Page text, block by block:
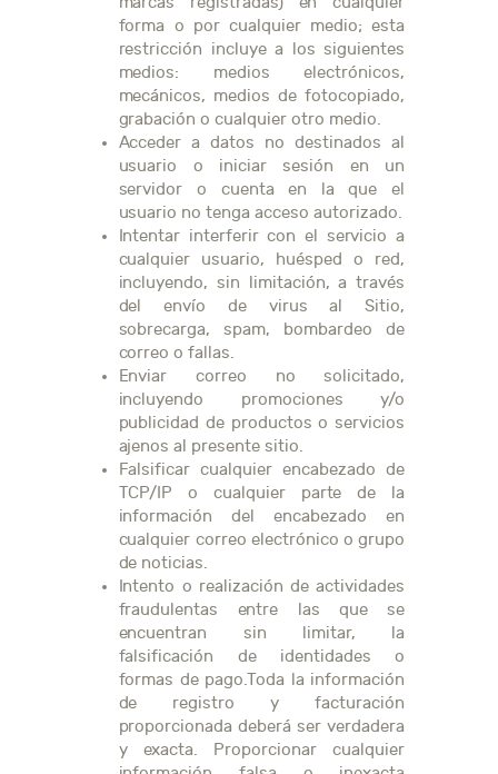
forma o por cualquier medio; esta
restricción incluye a los siguientes
medios: medios electrónicos,
mecánicos, medios de fotocopiado,
grabación o cualquier otro medio.
Acceder a datos no destinados al
usuario o iniciar sesión en un
servidor o cuenta en la que el
usuario no tenga acceso autorizado.
Intentar interferir con el servicio a
cualquier usuario, huésped o red,
incluyendo, sin limitación, a través
del envío de virus al Sitio,
sobrecarga, spam, bombardeo de
correo o fallas.
Enviar correo no solicitado,
incluyendo promociones y/o
publicidad de productos o servicios
ajenos al presente sitio.
Falsificar cualquier encabezado de
TCP/IP o cualquier parte de la
información del encabezado en
cualquier correo electrónico o grupo
de noticias.
Intento o realización de actividades
fraudulentas entre las que se
encuentran sin limitar, la
falsificación de identidades o
formas de pago.Toda la información
de registro y facturación
proporcionada deberá ser verdadera
y exacta. Proporcionar cualquier